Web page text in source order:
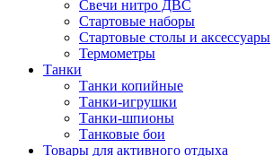
Свечи нитро ДВС
Стартовые наборы
Стартовые столы и аксессуары
Термометры
Танки
Танки копийные
Танки-игрушки
Танки-шпионы
Танковые бои
Товары для активного отдыха